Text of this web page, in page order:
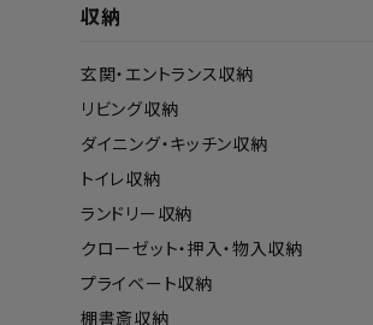
収納
玄関・エントランス収納
リビング収納
ダイニング・キッチン収納
トイレ収納
ランドリー収納
クローゼット・押入・物入収納
プライベート収納
棚書斎収納